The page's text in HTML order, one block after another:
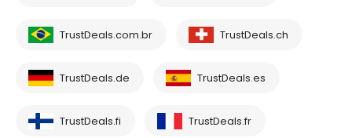
TrustDeals.com.br TrustDeals.ch
TrustDeals.de TrustDeals.es
TrustDeals.fi TrustDeals.fr